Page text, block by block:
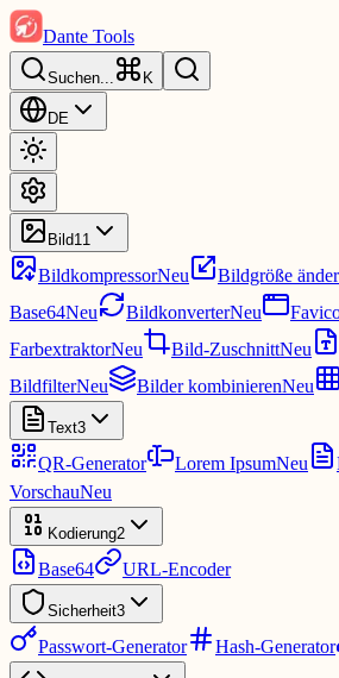
Dante Tools
Suchen... K
DE
Bild11
BildkompressorNeu Bildgröße
Base64Neu BildkonverterNeu
FarbextraktorNeu Bild-ZuschnittNeu
BildfilterNeu Bilder kombinierenNeu
Text3
QR-Generator Lorem IpsumNeu
VorschauNeu
Kodierung2
Base64 URL-Encoder
Sicherheit3
Passwort-Generator Hash-Generator